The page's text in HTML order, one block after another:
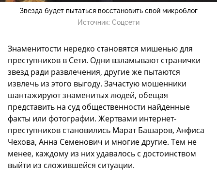
Звезда будет пытаться восстановить свой микроблог
Источник: Соцсети
Знаменитости нередко становятся мишенью для
преступников в Сети. Одни взламывают странички
звезд ради развлечения, другие же пытаются
извлечь из этого выгоду. Зачастую мошенники
шантажируют знаменитых людей, обещая
представить на суд общественности найденные
факты или фотографии. Жертвами интернет-
преступников становились Марат Башаров, Анфиса
Чехова, Анна Семенович и многие другие. Тем не
менее, каждому из них удавалось с достоинством
выйти из сложившейся ситуации.